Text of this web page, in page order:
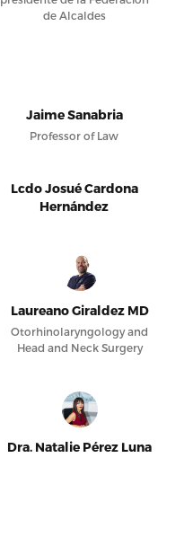
de Alcaldes
Jaime Sanabria
Professor of Law
Lcdo Josué Cardona
Hernández
Laureano Giraldez MD
Otorhinolaryngology and
Head and Neck Surgery
Dra. Natalie Pérez Luna